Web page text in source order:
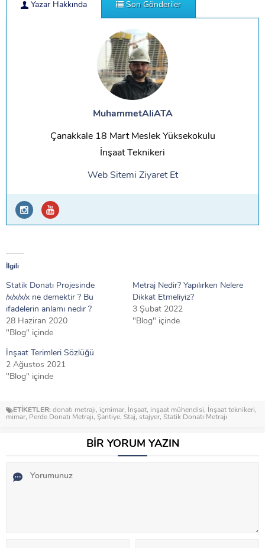
Yazar Hakkında Son Gönderiler
MuhammetAliATA
Çanakkale 18 Mart Meslek Yüksekokulu
İnşaat Teknikeri
Web Sitemi Ziyaret Et
Enerji Kimlik Belgesi Sehatek’ten Güvenle Alın
Gönderir misin ?
- 5 Nisan 2025
Tapularda Dijital Devrime Geri Sayım Başladı
Mart 2025
Şantiyedeki Çalışma Hayatı : ASLA
KONUŞULMAYANLAR
Platformu - 3 Mayıs 2024
- 2 Mayıs 2024
İlgili
Statik Donatı Projesinde
/x/x/x/x ne demektir ? Bu
ifadelerin anlamı nedir ?
28 Haziran 2020
"Blog" içinde
Metraj Nedir? Yapılırken Nelere
Dikkat Etmeliyiz?
3 Şubat 2022
"Blog" içinde
İnşaat Terimleri Sözlüğü
2 Ağustos 2021
"Blog" içinde
ETİKETLER: donatı metrajı, içmimar, İnşaat, inşaat mühendisi, İnşaat teknikeri,
mimar, Perde Donatı Metrajı, Şantiye, Staj, stajyer, Statik Donatı Metrajı
BİR YORUM YAZIN